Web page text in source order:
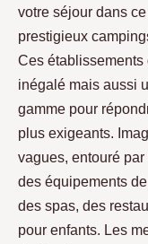
votre séjour dans
prestigieux
Ces établissements
inégalé mais aussi
gamme pour
plus exigeants.
vagues, entouré
des équipements
des spas, des
pour enfants. Les